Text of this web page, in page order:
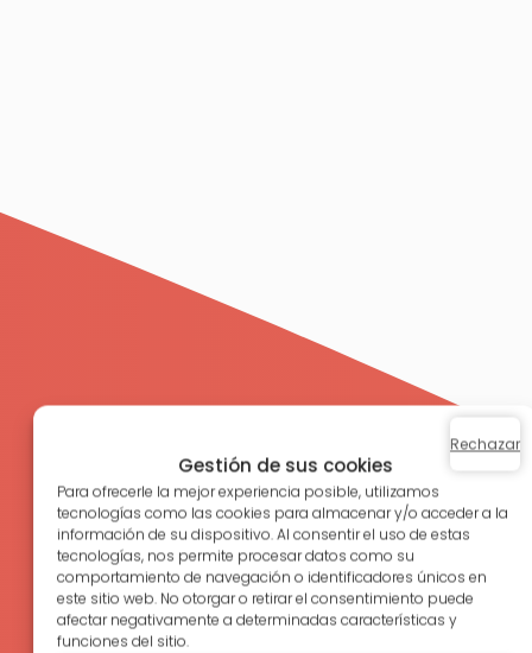
Gestión de sus cookies
Para ofrecerle la mejor experiencia posible, utilizamos
tecnologías como las cookies para almacenar y/o acceder a la
información de su dispositivo. Al consentir el uso de estas
tecnologías, nos permite procesar datos como su
comportamiento de navegación o identificadores únicos en
este sitio web. No otorgar o retirar el consentimiento puede
afectar negativamente a determinadas características y
funciones del sitio.
Rechazar